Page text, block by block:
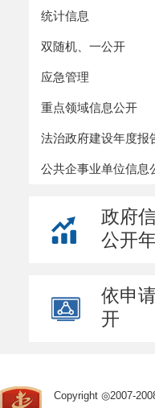
统计信息
双随机、一公开
应急管理
重点领域信息公开
法治政府建设年度报
公共企事业单位信息
政府
公开
依申
开
Copyright ◎2007-